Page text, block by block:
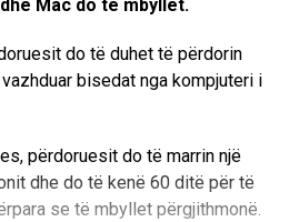
Mac do të mbyllet.
do të duhet të përdorin
bisedat nga kompjuteri i
përdoruesit do të marrin një
dhe do të kenë 60 ditë për të
se të mbyllet përgjithmonë.